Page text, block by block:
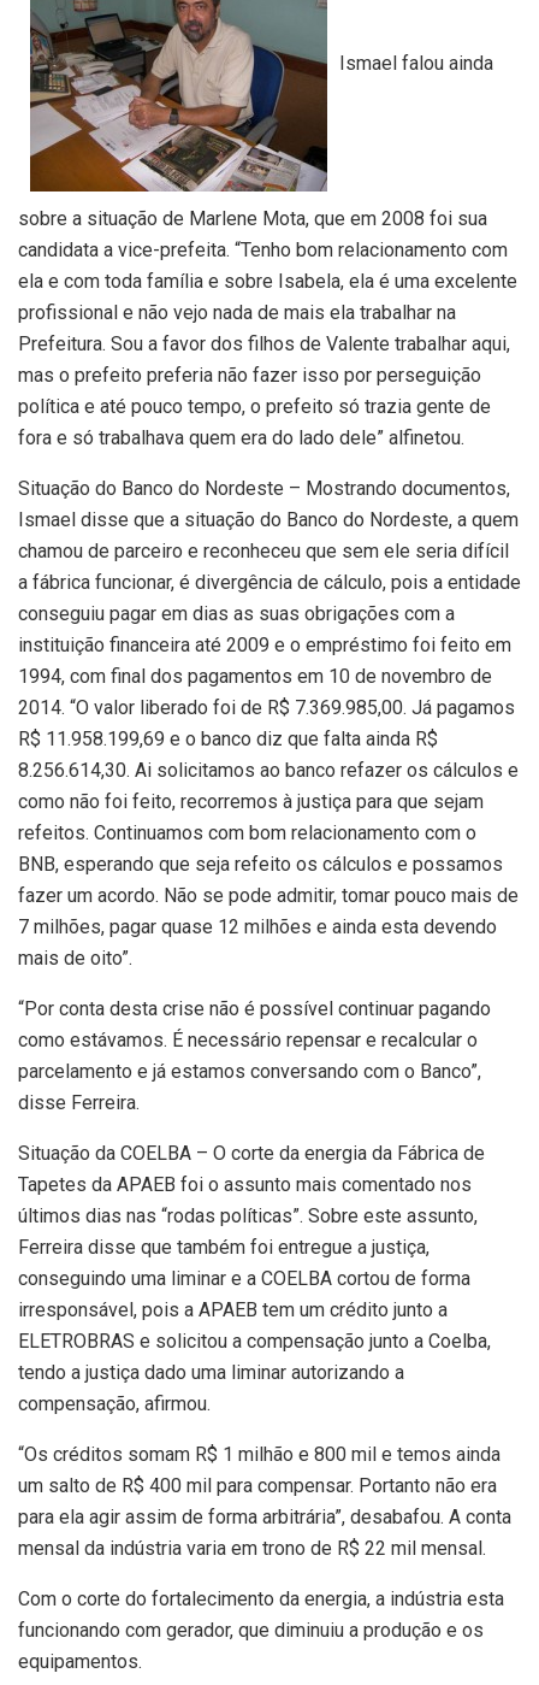
Ismael falou ainda
sobre a situação de Marlene Mota, que em 2008 foi sua
candidata a vice-prefeita. “Tenho bom relacionamento com
ela e com toda família e sobre Isabela, ela é uma excelente
profissional e não vejo nada de mais ela trabalhar na
Prefeitura. Sou a favor dos filhos de Valente trabalhar aqui,
mas o prefeito preferia não fazer isso por perseguição
política e até pouco tempo, o prefeito só trazia gente de
fora e só trabalhava quem era do lado dele” alfinetou.
Situação do Banco do Nordeste – Mostrando documentos,
Ismael disse que a situação do Banco do Nordeste, a quem
chamou de parceiro e reconheceu que sem ele seria difícil
a fábrica funcionar, é divergência de cálculo, pois a entidade
conseguiu pagar em dias as suas obrigações com a
instituição financeira até 2009 e o empréstimo foi feito em
1994, com final dos pagamentos em 10 de novembro de
2014. “O valor liberado foi de R$ 7.369.985,00. Já pagamos
R$ 11.958.199,69 e o banco diz que falta ainda R$
8.256.614,30. Ai solicitamos ao banco refazer os cálculos e
como não foi feito, recorremos à justiça para que sejam
refeitos. Continuamos com bom relacionamento com o
BNB, esperando que seja refeito os cálculos e possamos
fazer um acordo. Não se pode admitir, tomar pouco mais de
7 milhões, pagar quase 12 milhões e ainda esta devendo
mais de oito”.
“Por conta desta crise não é possível continuar pagando
como estávamos. É necessário repensar e recalcular o
parcelamento e já estamos conversando com o Banco”,
disse Ferreira.
Situação da COELBA – O corte da energia da Fábrica de
Tapetes da APAEB foi o assunto mais comentado nos
últimos dias nas “rodas políticas”. Sobre este assunto,
Ferreira disse que também foi entregue a justiça,
conseguindo uma liminar e a COELBA cortou de forma
irresponsável, pois a APAEB tem um crédito junto a
ELETROBRAS e solicitou a compensação junto a Coelba,
tendo a justiça dado uma liminar autorizando a
compensação, afirmou.
“Os créditos somam R$ 1 milhão e 800 mil e temos ainda
um salto de R$ 400 mil para compensar. Portanto não era
para ela agir assim de forma arbitrária”, desabafou. A conta
mensal da indústria varia em trono de R$ 22 mil mensal.
Com o corte do fortalecimento da energia, a indústria esta
funcionando com gerador, que diminuiu a produção e os
equipamentos.